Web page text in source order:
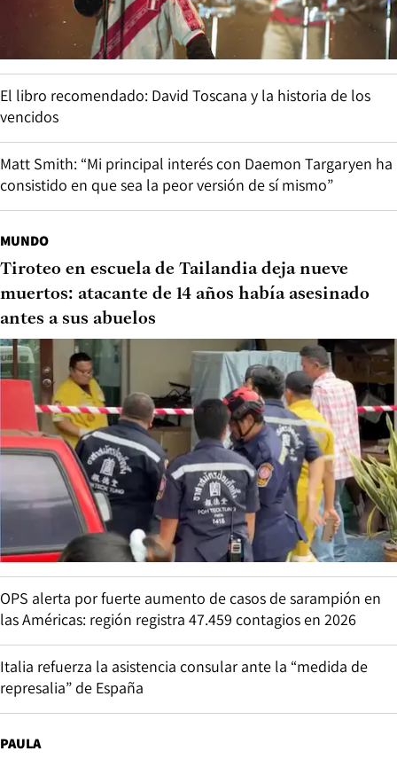
El libro recomendado: David Toscana y la historia de los
vencidos
Matt Smith: “Mi principal interés con Daemon Targaryen ha
consistido en que sea la peor versión de sí mismo”
MUNDO
Tiroteo en escuela de Tailandia deja nueve
muertos: atacante de 14 años había asesinado
antes a sus abuelos
OPS alerta por fuerte aumento de casos de sarampión en
las Américas: región registra 47.459 contagios en 2026
Italia refuerza la asistencia consular ante la “medida de
represalia” de España
PAULA